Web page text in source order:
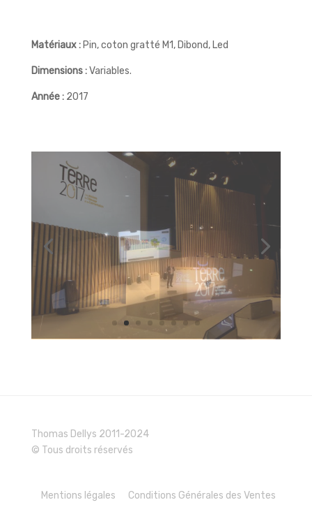
Matériaux :Pin, coton gratté M1, Dibond, Led
Dimensions :Variables.
Année :2017
Thomas Dellys 2011-2024
© Tous droits réservés
Mentions légales Conditions Générales des Ventes